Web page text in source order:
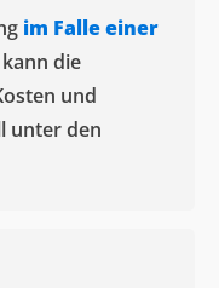
im Falle einer
die
und
unter den